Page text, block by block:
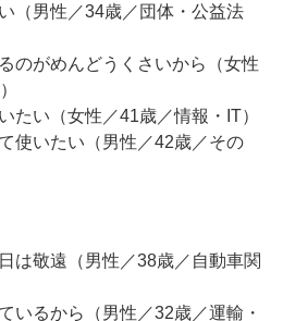
（男性／34歳／団体・公益法
のがめんどうくさいから（女性
たい（女性／41歳／情報・IT）
使いたい（男性／42歳／その
は敬遠（男性／38歳／自動車関
いるから（男性／32歳／運輸・